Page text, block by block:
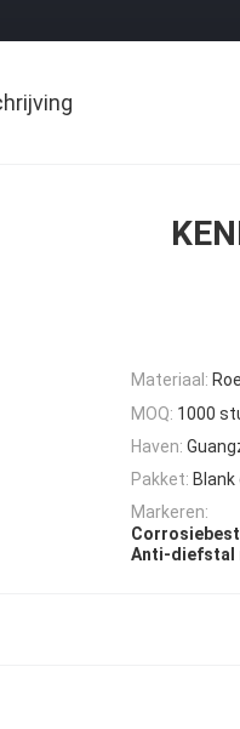
Materiaal:
MOQ: 1000
Haven:
Pakket:
Markeren:
Anti-diefstal